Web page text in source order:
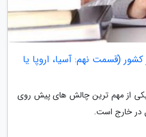
(قسمت نهم: آسیا، اروپا یا
از مهم ترین چالش های پیش روی
در خارج است.